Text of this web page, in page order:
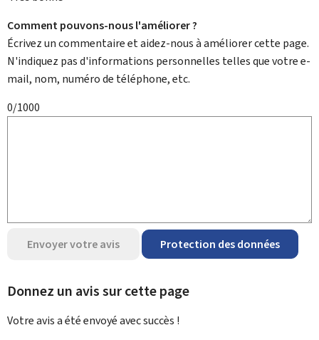
Comment pouvons-nous l'améliorer ?
Écrivez un commentaire et aidez-nous à améliorer cette page.
N'indiquez pas d'informations personnelles telles que votre e-
mail, nom, numéro de téléphone, etc.
0/1000
Envoyer votre avis Protection des données
Donnez un avis sur cette page
Votre avis a été envoyé avecsuccès !